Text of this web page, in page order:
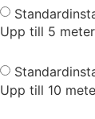
Upp till 5
Upp till 10